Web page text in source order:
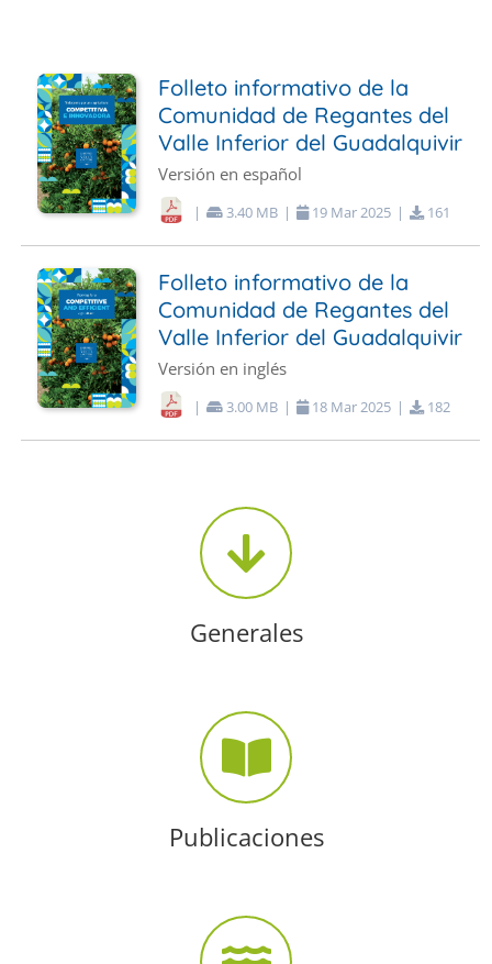
Folleto informativo de la
Comunidad de Regantes del
Valle Inferior del Guadalquivir
Versión en español
| 3.40 MB | 19 Mar2025 | 161
Folleto informativo de la
Comunidad de Regantes del
Valle Inferior del Guadalquivir
Versión en inglés
| 3.00 MB | 18 Mar2025 | 182
Generales
Publicaciones